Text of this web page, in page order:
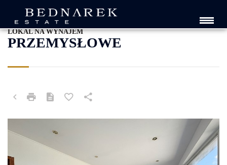
TYCHY, TERENY
PRZEMYSŁOWE
LOKAL NA WYNAJEM